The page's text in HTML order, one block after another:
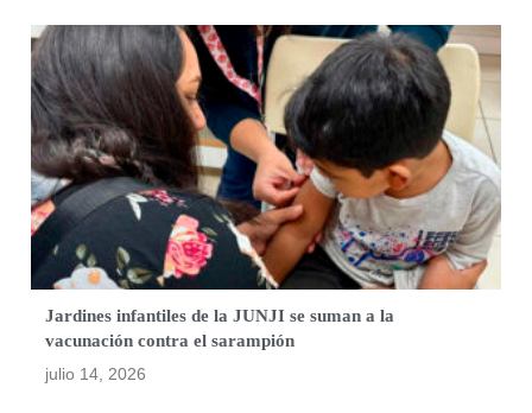
Jardines infantiles de la JUNJI se suman a la
vacunación contra el sarampión
julio 14, 2026